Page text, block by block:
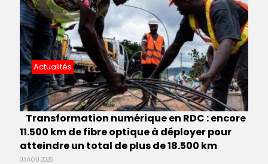
Actualités
Transformation numérique en RDC : encore
11.500 km de fibre optique à déployer pour
atteindre un total de plus de 18.500 km
03 AOÛ 2026